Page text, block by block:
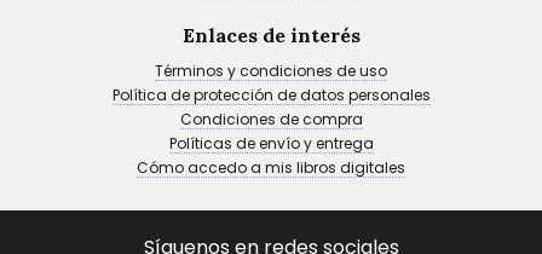
Enlaces de interés
Términos y condiciones de uso
Política de protección de datos personales
Condiciones de compra
Políticas de envío y entrega
Cómo accedo a mis libros digitales
Síguenos en redes sociales